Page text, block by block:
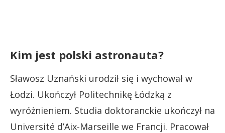
Kim jest polski astronauta?
Sławosz Uznański urodził się i wychował w
Łodzi. Ukończył Politechnikę Łódzką z
wyróżnieniem. Studia doktoranckie ukończył na
Université d’Aix-Marseille we Francji. Pracował